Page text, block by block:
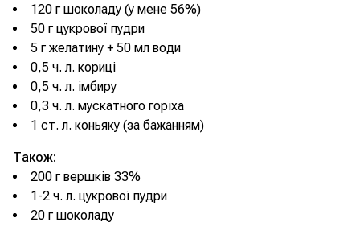
120 г шоколаду (у мене 56%)
50 г цукрової пудри
5 г желатину + 50 мл води
0,5 ч. л. кориці
0,5 ч. л. імбиру
0,3 ч. л. мускатного горіха
1 ст. л. коньяку (за бажанням)
Також:
200 г вершків 33%
1-2 ч. л. цукрової пудри
20 г шоколаду